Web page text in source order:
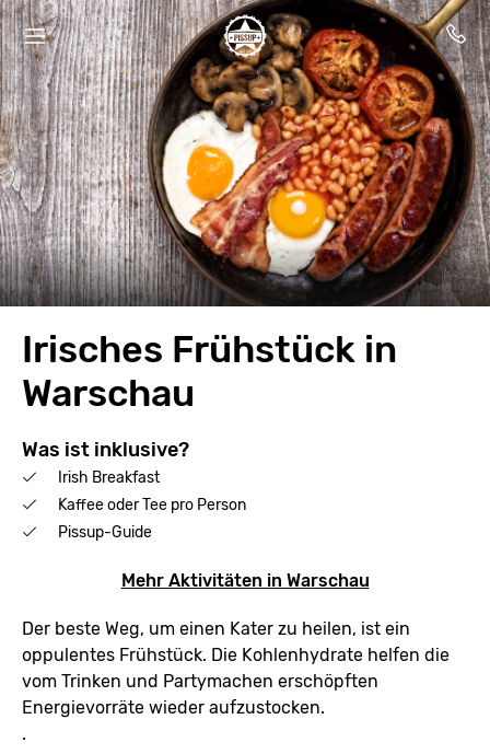
Irisches Frühstück in
Warschau
Was ist inklusive?
Irish Breakfast
Kaffee oder Tee pro Person
Pissup-Guide
Mehr Aktivitäten in Warschau
Der beste Weg, um einen Kater zu heilen, ist ein
oppulentes Frühstück. Die Kohlenhydrate helfen die
vom Trinken und Partymachen erschöpften
Energievorräte wieder aufzustocken.
.